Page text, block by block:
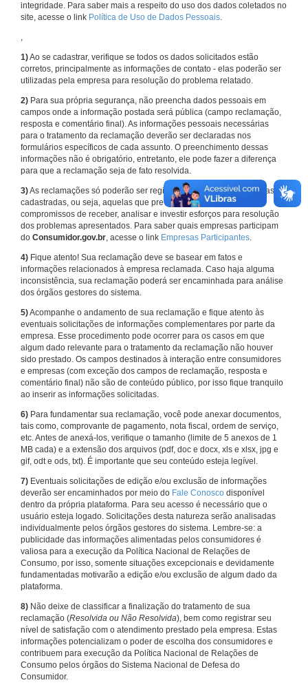
integridade. Para saber mais a respeito do uso dos dados coletados no
site, acesse o link Política de Uso de Dados Pessoais.
,
1)Ao se cadastrar, verifique se todos os dados solicitados estão
corretos, principalmente as informações de contato - elas poderão ser
utilizadas pela empresa para resolução do problema relatado.
2) Para sua própria segurança, não preencha dados pessoais em
campos onde a informação postada será pública (campo reclamação,
resposta e comentário final). As informações pessoais necessárias
para o tratamento da reclamação deverão ser declaradas nos
formulários específicos de cada assunto. O preenchimento dessas
informações não é obrigatório, entretanto, ele pode fazer a diferença
para que a reclamação seja de fato resolvida.
3)As reclamações só poderão ser registradas em face de empresas
cadastradas, ou seja, aquelas que previamente assumiram
compromissos de receber, analisar e investir esforços para resolução
dos problemas apresentados. Para saber quais empresas participam
do Consumidor.gov.br, acesse o link Empresas Participantes.
4) Fique atento! Sua reclamação deve se basear em fatos e
informações relacionados à empresa reclamada. Caso haja alguma
inconsistência, sua reclamação poderá ser encaminhada para análise
dos órgãos gestores do sistema.
5)Acompanhe o andamento de sua reclamação e fique atento às
eventuais solicitações de informações complementares por parte da
empresa. Esse procedimento pode ocorrer para os casos em que
algum dado relevante para o tratamento da reclamação não houver
sido prestado. Os campos destinados à interação entre consumidores
e empresas (com exceção dos campos de reclamação, resposta e
comentário final) não são de conteúdo público, por isso fique tranquilo
ao inserir as informações solicitadas.
6) Para fundamentar sua reclamação, você pode anexar documentos,
tais como, comprovante de pagamento, nota fiscal, ordem de serviço,
etc. Antes de anexá-los, verifique o tamanho (limite de 5 anexos de 1
MB cada) e a extensão dos arquivos (pdf, doc e docx, xls e xlsx, jpg e
gif, odt e ods, txt). É importante que seu conteúdo esteja legível.
7) Eventuais solicitações de edição e/ou exclusão de informações
deverão ser encaminhados por meio do Fale Conosco disponível
dentro da própria plataforma. Para seu acesso é necessário que o
usuário esteja logado. Solicitações desta natureza serão analisadas
individualmente pelos órgãos gestores do sistema. Lembre-se: a
publicidade das informações alimentadas pelos consumidores é
valiosa para a execução da Política Nacional de Relações de
Consumo, por isso, somente situações excepcionais e devidamente
fundamentadas motivarão a edição e/ou exclusão de algum dado da
plataforma.
8) Não deixe de classificar a finalização do tratamento de sua
reclamação (Resolvida ou Não Resolvida), bem como registrar seu
nível de satisfação com o atendimento prestado pela empresa. Estas
informações potencializam o poder de escolha dos consumidores e
contribuem para execução da Política Nacional de Relações de
Consumo pelos órgãos do Sistema Nacional de Defesa do
Consumidor.